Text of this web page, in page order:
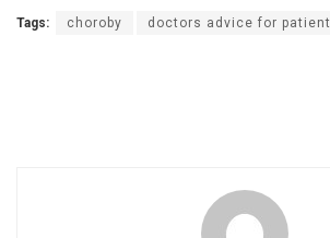
Tags: choroby doctors advice for patient